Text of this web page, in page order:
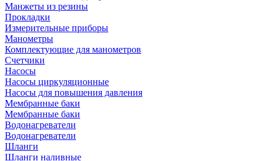
Манжеты из резины
Прокладки
Измерительные приборы
Манометры
Комплектующие для манометров
Счетчики
Насосы
Насосы циркуляционные
Насосы для повышения давления
Мембранные баки
Мембранные баки
Водонагреватели
Водонагреватели
Шланги
Шланги наливные